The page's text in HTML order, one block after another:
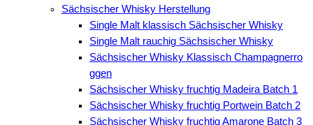
Sächsischer Whisky Herstellung
Single Malt klassisch Sächsischer Whisky
Single Malt rauchig Sächsischer Whisky
Sächsischer Whisky Klassisch Champagnerro
ggen
Sächsischer Whisky fruchtig Madeira Batch 1
Sächsischer Whisky fruchtig Portwein Batch 2
Sächsischer Whisky fruchtig Amarone Batch 3